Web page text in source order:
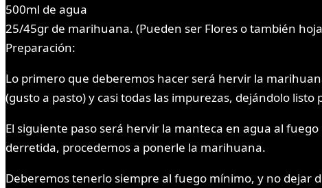
500ml de agua
25/45gr de marihuana. (Pueden ser Flores o también
Preparación:
Lo primero que deberemos hacer será hervir la
(gusto a pasto) y casi todas las impurezas, dejándolo
El siguiente paso será hervir la manteca en agua al
derretida, procedemos a ponerle la marihuana.
Deberemos tenerlo siempre al fuego mínimo, y no dejar